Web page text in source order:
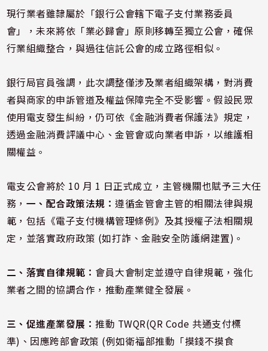
現行業者雖隸屬於「銀行公會轄下電子支付業務委員
會」，未來將依「業必歸會」原則移轉至獨立公會，確保
行業組織整合，與過往信託公會的成立路徑相似。
銀行局官員強調，此次調整僅涉及業者組織架構，對消費
者與商家的申訴管道及權益保障完全不受影響。假設民眾
使用電支發生糾紛，仍可依《金融消費者保護法》規定，
透過金融消費評議中心、金管會或向業者申訴，以維護相
關權益。
電支公會將於 10 月 1 日正式成立，主管機關也賦予三大任
務， 一、配合政策法規： 遵循金管會主管的相關法律與規
範，包括《電子支付機構管理條例》及其授權子法相關規
定，並落實政府政策 (如打詐、金融安全防護網建置)。
二、落實自律規範： 會員大會制定並遵守自律規範，強化
業者之間的協調合作，推動產業健全發展。
三、促進產業發展：推動 TWQR(QR Code 共通支付標
準)、因應跨部會政策 (例如衛福部推動「摸錢不摸食